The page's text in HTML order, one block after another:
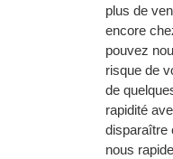
plus de
encore
pouvez
risque de
de
rapidité
disparaître
nous